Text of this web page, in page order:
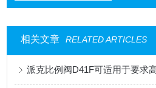
相关文章 RELATED ARTICLES
派克比例阀D41F可适用于要求